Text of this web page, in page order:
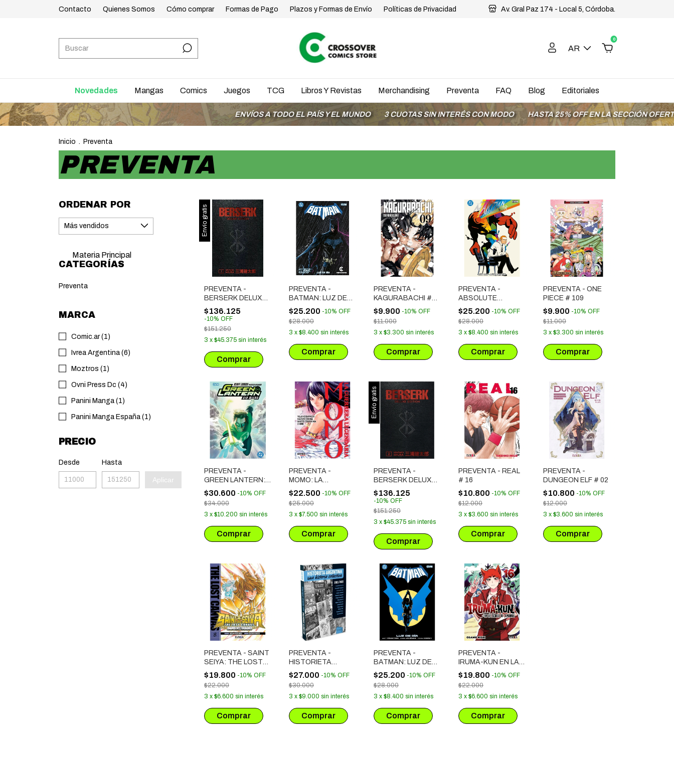
Contacto Quienes Somos Cómo comprar Formas de Pago Plazos y Formas de Envío Políticas de Privacidad Av. Gral Paz 174 - Local 5, Córdoba.
AR
0
Novedades Mangas Comics Juegos TCG Libros Y Revistas Merchandising Preventa FAQ Blog Editoriales
ENVÍOS A TODO EL PAÍS Y EL MUNDO 3 CUOTAS SIN INTERÉS CON MODO HASTA 25% OFF EN LA SECCIÓN OFERTAS
Inicio . Preventa
PREVENTA
ORDENAR POR
Materia Principal
CATEGORÍAS
Preventa
MARCA
Comic.ar (1)
Ivrea Argentina (6)
Moztros (1)
Ovni Press Dc (4)
Panini Manga (1)
Panini Manga España (1)
PRECIO
Desde Hasta
Aplicar
Envío gratis
PREVENTA -
BERSERK DELUXE
# 01
(LANZAMIENTO
SEPTIEMBRE 2026)
$136.125
-10% OFF
$151.250
3 x $45.375 sin interés
PREVENTA -
BATMAN: LUZ DE
DÍA PORTADA
EXCLUSIVA JUAN
FERREYRA -
(SALIDA 07-08)
$25.200 -10% OFF
$28.000
3 x $8.400 sin interés
PREVENTA -
KAGURABACHI #
09
$9.900 -10% OFF
$11.000
3 x $3.300 sin interés
PREVENTA -
ABSOLUTE
MARTIAN
MANHUNTER # 01
$25.200 -10% OFF
$28.000
3 x $8.400 sin interés
PREVENTA - ONE
PIECE # 109
$9.900 -10% OFF
$11.000
3 x $3.300 sin interés
PREVENTA -
GREEN LANTERN:
SIN MIEDO
$30.600 -10% OFF
$34.000
3 x $10.200 sin interés
PREVENTA -
MOMO: LA
GUERRERA
LEGENDARIA
$22.500 -10% OFF
$25.000
3 x $7.500 sin interés
Envío gratis
PREVENTA -
BERSERK DELUXE
# 02
(LANZAMIENTO
SEPTIEMBRE)
$136.125
-10% OFF
$151.250
3 x $45.375 sin interés
PREVENTA - REAL
# 16
$10.800 -10% OFF
$12.000
3 x $3.600 sin interés
PREVENTA -
DUNGEON ELF # 02
$10.800 -10% OFF
$12.000
3 x $3.600 sin interés
PREVENTA - SAINT
SEIYA: THE LOST
CANVAS # 08
$19.800 -10% OFF
$22.000
3 x $6.600 sin interés
PREVENTA -
HISTORIETA
ARGENTINA - UNA
HISTORIA
COLECTIVA 2001-
2022
$27.000 -10% OFF
$30.000
3 x $9.000 sin interés
PREVENTA -
BATMAN: LUZ DE
DÍA
$25.200 -10% OFF
$28.000
3 x $8.400 sin interés
PREVENTA -
IRUMA-KUN EN LA
ESCUELA DE
DEMONIOS # 16
$19.800 -10% OFF
$22.000
3 x $6.600 sin interés